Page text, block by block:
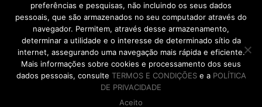
preferências e pesquisas, não incluindo os seus dados
pessoais, que são armazenados no seu computador através do
navegador. Permitem, através desse armazenamento,
determinar a utilidade e o interesse de determinado sítio da
internet, assegurando uma navegação mais rápida e eficiente.
Mais informações sobre cookies e processamento dos seus
dados pessoais, consulte TERMOS E CONDIÇÕESe a POLÍTICA
DE PRIVACIDADE
Aceito